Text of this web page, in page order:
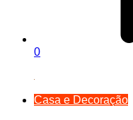
0
Casa e Decoração